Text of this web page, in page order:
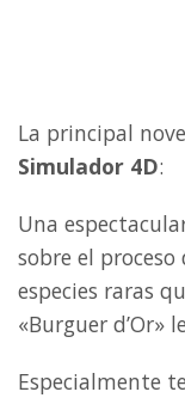
La principal
Simulador 4D:
Una
sobre el
especies raras
«Burguer d’Or»
Especialmente